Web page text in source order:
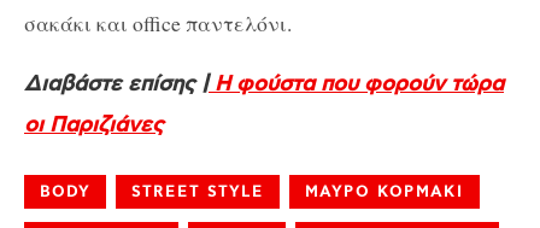
σακάκι και office παντελόνι.
Διαβάστε επίσης |Η φούστα που φορούν τώρα
οι Παριζιάνες
BODY STREET STYLE ΜΑΥΡΟ ΚΟΡΜΑΚΙ